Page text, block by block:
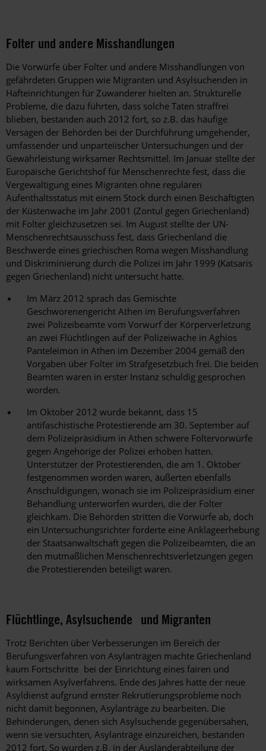
Folter und andere Misshandlungen
Die Vorwürfe über Folter und andere Misshandlungen von
gefährdeten Gruppen wie Migranten und Asylsuchenden in
Hafteinrichtungen für Zuwanderer hielten an. Strukturelle
Probleme, die dazu führten, dass solche Taten straffrei
blieben, bestanden auch 2012 fort, so z.B. das häufige
Versagen der Behörden bei der Durchführung umgehender,
umfassender und unparteiischer Untersuchungen und der
Gewährleistung wirksamer Rechtsmittel. Im Januar stellte der
Europäische Gerichtshof für Menschenrechte fest, dass die
Vergewaltigung eines Migranten ohne regulären
Aufenthaltsstatus mit einem Stock durch einen Beschäftigten
der Küstenwache im Jahr 2001 (Zontul gegen Griechenland)
mit Folter gleichzusetzen sei. Im August stellte der UN-
Menschenrechtsausschuss fest, dass Griechenland die
Beschwerde eines griechischen Roma wegen Misshandlung
und Diskriminierung durch die Polizei im Jahr 1999 (Katsaris
gegen Griechenland) nicht untersucht hatte.
Im März 2012 sprach das Gemischte
Geschworenengericht Athen im Berufungsverfahren
zwei Polizeibeamte vom Vorwurf der Körperverletzung
an zwei Flüchtlingen auf der Polizeiwache in Aghios
Panteleimon in Athen im Dezember 2004 gemäß den
Vorgaben über Folter im Strafgesetzbuch frei. Die beiden
Beamten waren in erster Instanz schuldig gesprochen
worden.
Im Oktober 2012 wurde bekannt, dass 15
antifaschistische Protestierende am 30. September auf
dem Polizeipräsidium in Athen schwere Foltervorwürfe
gegen Angehörige der Polizei erhoben hatten.
Unterstützer der Protestierenden, die am 1. Oktober
festgenommen worden waren, äußerten ebenfalls
Anschuldigungen, wonach sie im Polizeipräsidium einer
Behandlung unterworfen wurden, die der Folter
gleichkam. Die Behörden stritten die Vorwürfe ab, doch
ein Untersuchungsrichter forderte eine Anklageerhebung
der Staatsanwaltschaft gegen die Polizeibeamten, die an
den mutmaßlichen Menschenrechtsverletzungen gegen
die Protestierenden beteiligt waren.
Flüchtlinge, Asylsuchende und Migranten
Trotz Berichten über Verbesserungen im Bereich der
Berufungsverfahren von Asylanträgen machte Griechenland
kaum Fortschritte bei der Einrichtung eines fairen und
wirksamen Asylverfahrens. Ende des Jahres hatte der neue
Asyldienst aufgrund ernster Rekrutierungsprobleme noch
nicht damit begonnen, Asylanträge zu bearbeiten. Die
Behinderungen, denen sich Asylsuchende gegenübersahen,
wenn sie versuchten, Asylanträge einzureichen, bestanden
2012 fort. So wurden z.B. in der Ausländerabteilung der